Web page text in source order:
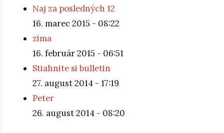
Stiahnite si bulletin
27. august 2014 - 17:19
Peter
26. august 2014 - 08:20